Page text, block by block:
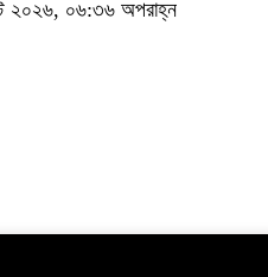
২০২৬, ০৬:৩৬ অপরাহ্ন